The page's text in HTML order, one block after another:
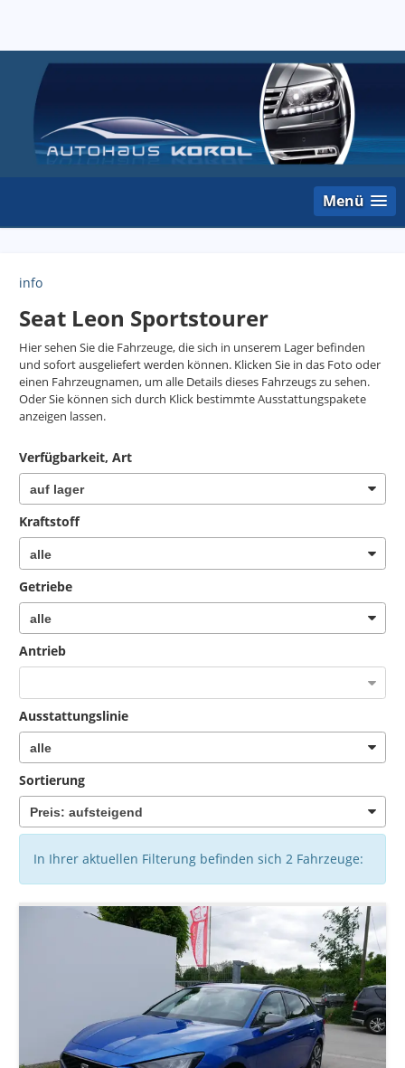
Menü
info
Seat Leon Sportstourer
Hier sehen Sie die Fahrzeuge, die sich in unserem Lager befinden
und sofort ausgeliefert werden können. Klicken Sie in das Foto oder
einen Fahrzeugnamen, um alle Details dieses Fahrzeugs zu sehen.
Oder Sie können sich durch Klick bestimmte Ausstattungspakete
anzeigen lassen.
Verfügbarkeit, Art
Kraftstoff
Getriebe
Antrieb
Ausstattungslinie
Sortierung
In Ihrer aktuellen Filterung befinden sich 2 Fahrzeuge: